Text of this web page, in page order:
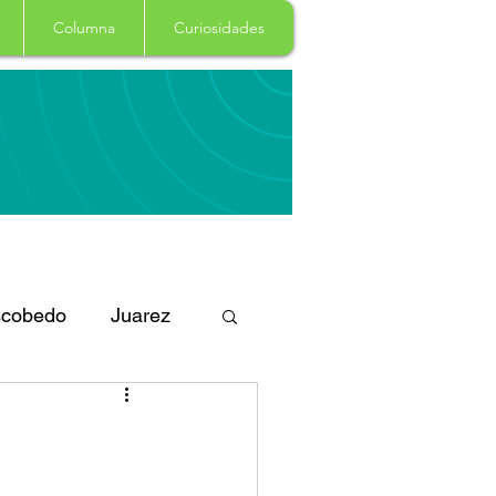
Columna Curiosidades
Juarez
Arte